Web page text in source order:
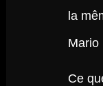
la
Mario
Ce